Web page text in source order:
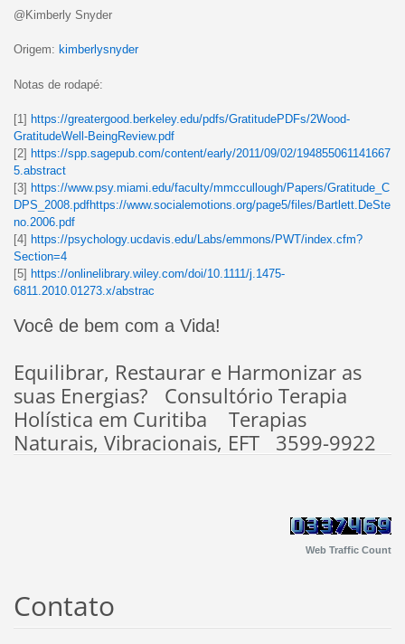
@Kimberly Snyder
Origem: kimberlysnyder
Notas de rodapé:
[1] https://greatergood.berkeley.edu/pdfs/GratitudePDFs/2Wood-
GratitudeWell-BeingReview.pdf
[2] https://spp.sagepub.com/content/early/2011/09/02/194855061141667
5.abstract
[3] https://www.psy.miami.edu/faculty/mmccullough/Papers/Gratitude_C
DPS_2008.pdfhttps://www.socialemotions.org/page5/files/Bartlett.DeSte
no.2006.pdf
[4] https://psychology.ucdavis.edu/Labs/emmons/PWT/index.cfm?
Section=4
[5] https://onlinelibrary.wiley.com/doi/10.1111/j.1475-
6811.2010.01273.x/abstrac
Você de bem com a Vida!
Equilibrar, Restaurar e Harmonizar as
suas Energias? Consultório Terapia
Holística em Curitiba Terapias
Naturais, Vibracionais, EFT 3599-9922
Web Traffic Count
Contato